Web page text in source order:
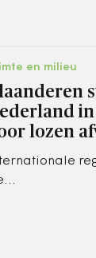
en milieu
lozen